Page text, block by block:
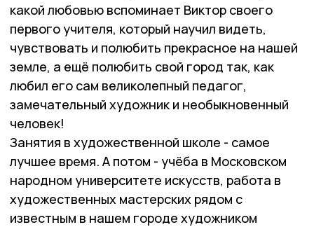
какой любовью вспоминает Виктор своего
первого учителя, который научил видеть,
чувствовать и полюбить прекрасное на нашей
земле, а ещё полюбить свой город так, как
любил его сам великолепный педагог,
замечательный художник и необыкновенный
человек!
Занятия в художественной школе - самое
лучшее время. А потом - учёба в Московском
народном университете искусств, работа в
художественных мастерских рядом с
известным в нашем городе художником